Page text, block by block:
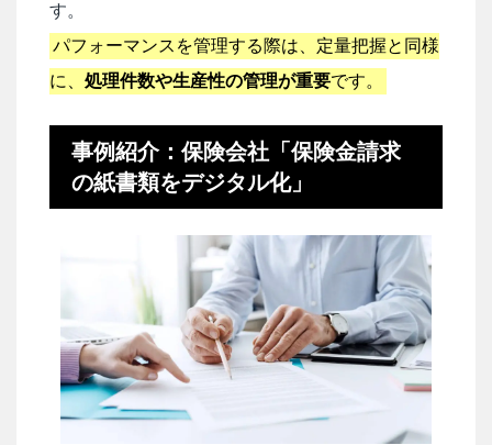
す。
パフォーマンスを管理する際は、定量把握と同様
に、 処理件数や生産性の管理が重要です。
事例紹介：保険会社「保険金請求
の紙書類をデジタル化」